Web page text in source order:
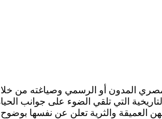
المدون أو الرسمي وصياغته
التي تلقي الضوء على جوانب الحياة
العميقة والثرية تعلن عن نفسها